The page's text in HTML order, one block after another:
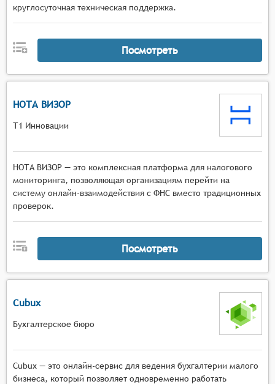
круглосуточная техническая поддержка.
Посмотреть
НОТА ВИЗОР
Т1 Инновации
НОТА ВИЗОР — это комплексная платформа для налогового
мониторинга, позволяющая организациям перейти на
систему онлайн-взаимодействия с ФНС вместо традиционных
проверок.
Посмотреть
Cubux
Бухгалтерское бюро
Cubux — это онлайн-сервис для ведения бухгалтерии малого
бизнеса, который позволяет одновременно работать